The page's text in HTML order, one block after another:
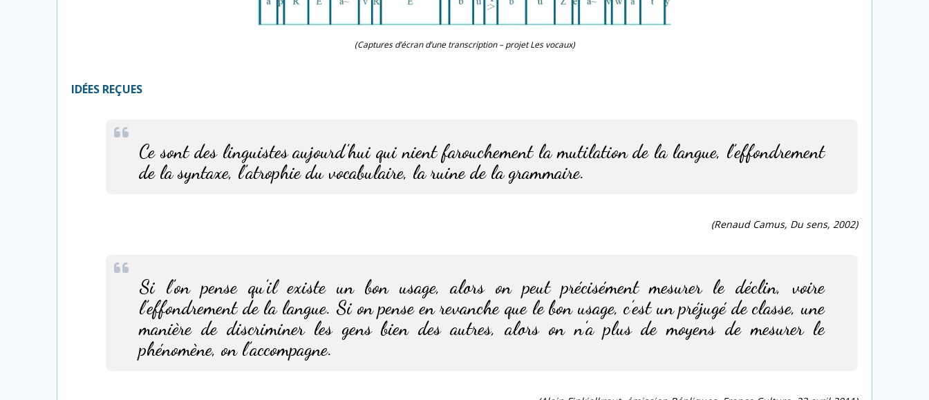
(Captures d’écran d’une transcription – projet Les vocaux)
IDÉES REÇUES
Ce sont des linguistes aujourd’hui qui nient farouchement la mutilation de la langue, l’effondrement
de la syntaxe, l’atrophie du vocabulaire, la ruine de la grammaire.
(Renaud Camus, Du sens, 2002)
Si l’on pense qu’il existe un bon usage, alors on peut précisément mesurer le déclin, voire
l’effondrement de la langue. Si on pense en revanche que le bon usage, c’est un préjugé de classe, une
manière de discriminer les gens bien des autres, alors on n’a plus de moyens de mesurer le
phénomène, on l’accompagne.